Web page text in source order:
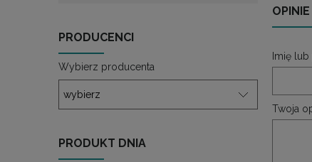
PRODUCENCI
Wybierz producenta
PRODUKT DNIA
Imię
Twoja